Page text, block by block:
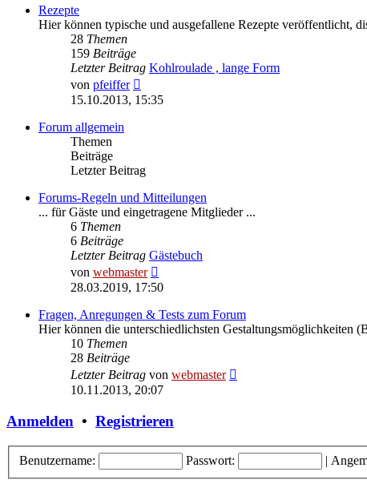
Rezepte
Hier können typische und ausgefallene Rezepte veröffentlicht,
28 Themen
159 Beiträge
Letzter Beitrag Kohlroulade , lange Form
von pfeiffer
Beitrag
15.10.2013, 15:35
Forum allgemein
Themen
Beiträge
Letzter Beitrag
Forums-Regeln und Mitteilungen
... für Gäste und eingetragene Mitglieder ...
6 Themen
6 Beiträge
Letzter Beitrag Gästebuch
von webmaster
Beitrag
28.03.2019, 17:50
Fragen, Anregungen & Tests zum Forum
Hier können die unterschiedlichsten Gestaltungsmöglichkeiten
10 Themen
28 Beiträge
Letzter Beitrag von webmaster
10.11.2013, 20:07
Anmelden • Registrieren
Benutzername: Passwort: |